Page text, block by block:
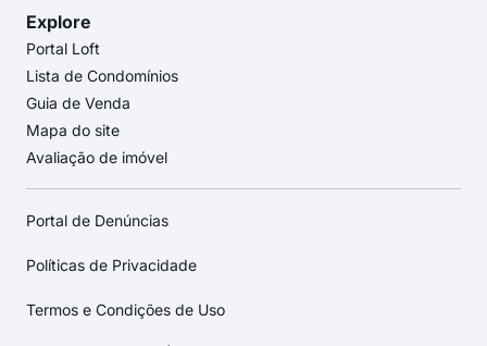
Explore
Portal Loft
Lista de Condomínios
Guia de Venda
Mapa do site
Avaliação de imóvel
Portal de Denúncias
Políticas de Privacidade
Termos e Condições de Uso